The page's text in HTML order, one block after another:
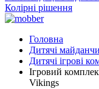
Колірні рішення
Головна
Дитячі
Дитячі ігрові
Ігровий
Vikings